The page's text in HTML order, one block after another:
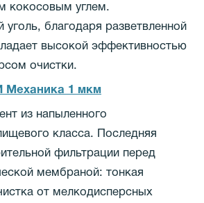
кокосовым углем.
уголь, благодаря разветвленной
высокой эффективностью
очистки.
1 мкм
из напыленного
класса. Последняя
фильтрации перед
мембраной: тонкая
от мелкодисперсных